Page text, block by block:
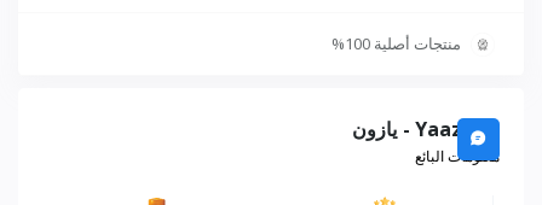
منتجات أصلية 100%
Yaazoon - يازون
معلومات البائع